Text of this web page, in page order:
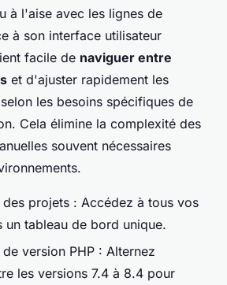
à l'aise avec les lignes de
à son interface utilisateur
facile de naviguer entre
et d'ajuster rapidement les
les besoins spécifiques de
Cela élimine la complexité des
souvent nécessaires
des projets : Accédez à tous vos
un tableau de bord unique.
version PHP : Alternez
les versions 7.4 à 8.4 pour